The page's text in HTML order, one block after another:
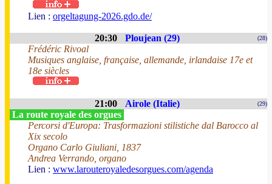
Lien : orgeltagung-2026.gdo.de/
20:30 Ploujean (29) (28)
Frédéric Rivoal
Musiques anglaise, française, allemande, irlandaise 17e et
18e siècles
21:00 Airole (Italie) (29)
La route royale des orgues
Percorsi d'Europa: Trasformazioni stilistiche dal Barocco al
Xix secolo
Organo Carlo Giuliani, 1837
Andrea Verrando, organo
Lien : www.larouteroyaledesorgues.com/agenda